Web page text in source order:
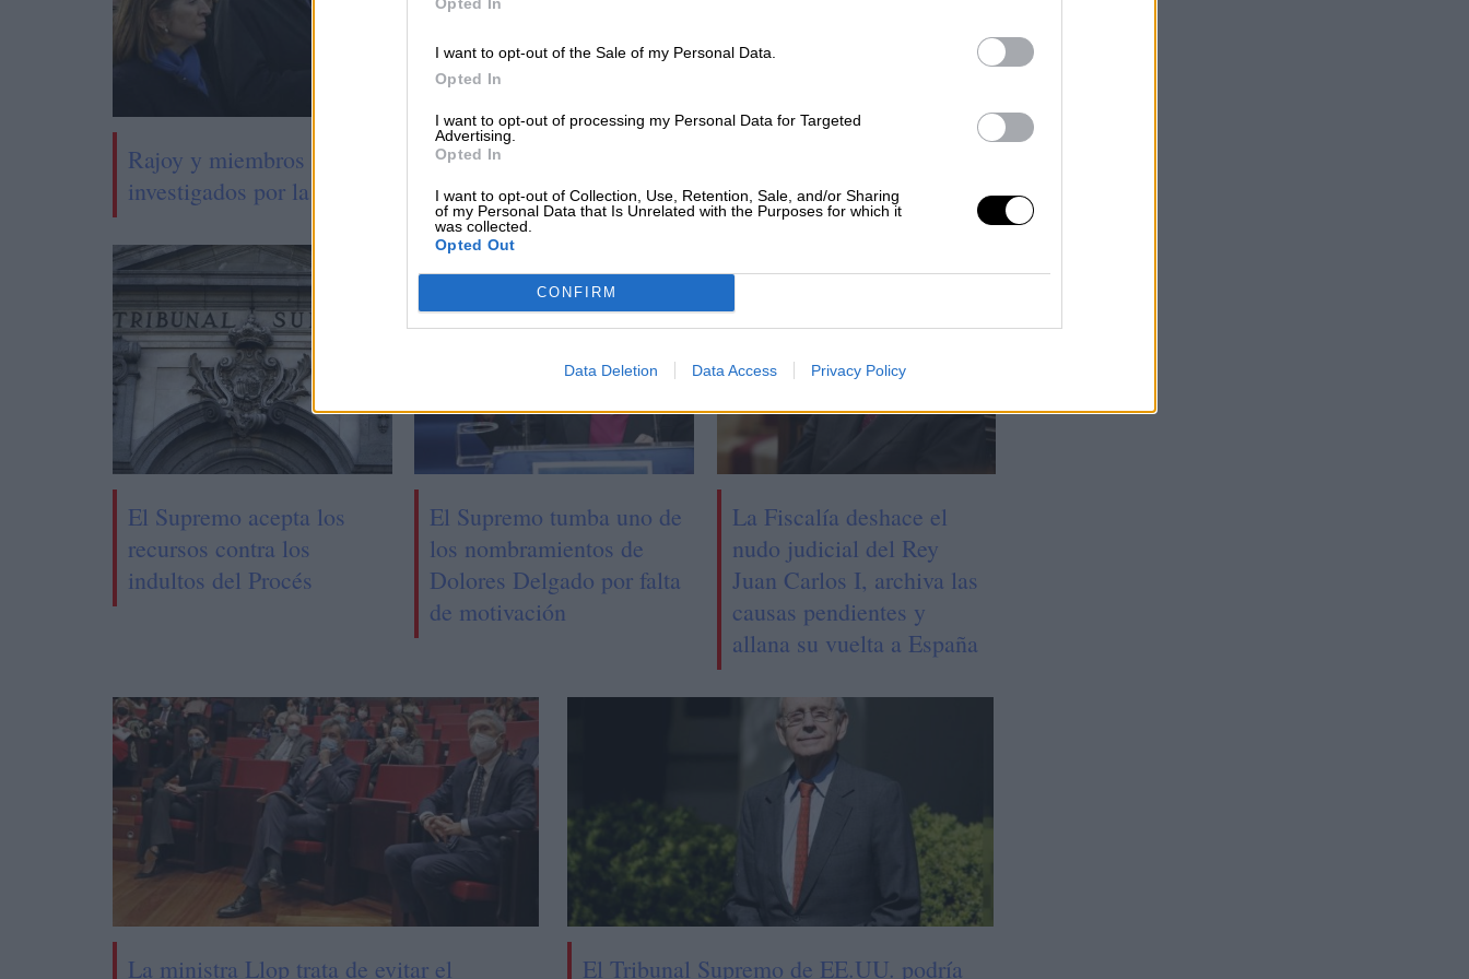
I want to opt-out of the Sale of my Personal Data.
Opted In
I want to opt-out of processing my Personal Data for Targeted
Advertising.
Opted In
I want to opt-out of Collection, Use, Retention, Sale, and/or Sharing
of my Personal Data that Is Unrelated with the Purposes for which it
was collected.
Opted Out
CONFIRM
Data Deletion Data Access Privacy Policy
Rajoy y miembros de su equipo
investigados por la Justicia de Andorra
humillar a un indigente
El Supremo acepta los
recursos contra los
indultos del Procés
El Supremo tumba uno de
los nombramientos de
Dolores Delgado por falta
de motivación
La Fiscalía deshace el
nudo judicial del Rey
Juan Carlos I, archiva las
causas pendientes y
allana su vuelta a España
La ministra Llop trata de evitar el
El Tribunal Supremo de EE.UU. podría